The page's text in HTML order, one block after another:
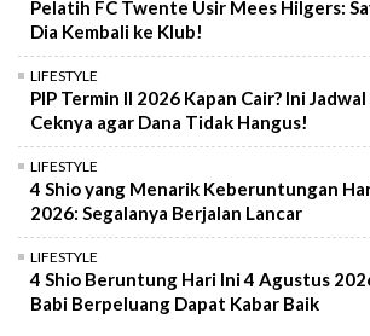
Pelatih FC Twente Usir Mees Hilgers:
Dia Kembali ke Klub!
LIFESTYLE
PIP Termin II 2026 Kapan Cair? Ini
Ceknya agar Dana Tidak Hangus!
LIFESTYLE
4 Shio yang Menarik Keberuntungan
2026: Segalanya Berjalan Lancar
LIFESTYLE
4 Shio Beruntung Hari Ini 4 Agustus
Babi Berpeluang Dapat Kabar Baik